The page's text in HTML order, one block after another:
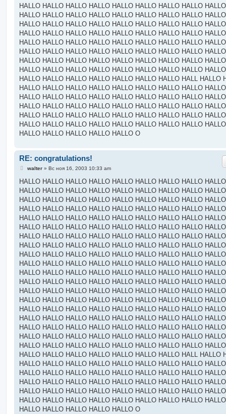
HALLO HALLO HALLO HALLO HALLO HALLO HALLO HALLO
HALLO HALLO HALLO HALLO HALLO HALLO HALLO HALLO
HALLO HALLO HALLO HALLO HALLO HALLO HALLO HALLO
HALLO HALLO HALLO HALLO HALLO HALLO HALLO HALLO
HALLO HALLO HALLO HALLO HALLO HALLO HALLO HALLO
HALLO HALLO HALLO HALLO HALLO HALLO HALLO HALLO
HALLO HALLO HALLO HALLO HALLO HALLO HALLO HALLO
HALLO HALLO HALLO HALLO HALLO HALLO HALLO HALLO
HALLO HALLO HALLO HALLO HALLO HALLO HALLO HALL HALLO
HALLO HALLO HALLO HALLO HALLO HALLO HALLO HALLO
HALLO HALLO HALLO HALLO HALLO HALLO HALLO HALLO
HALLO HALLO HALLO HALLO HALLO HALLO HALLO HALLO
HALLO HALLO HALLO HALLO HALLO HALLO HALLO HALLO
HALLO HALLO HALLO HALLO HALLO HALLO HALLO HALLO
HALLO HALLO HALLO HALLO HALLO O
RE: congratulations!
С
о
щ
е
и
е
walter» Вс ноя 16, 2003 10:33 am
HALLO HALLO HALLO HALLO HALLO HALLO HALLO HALLO
HALLO HALLO HALLO HALLO HALLO HALLO HALLO HALLO
HALLO HALLO HALLO HALLO HALLO HALLO HALLO HALLO
HALLO HALLO HALLO HALLO HALLO HALLO HALLO HALLO
HALLO HALLO HALLO HALLO HALLO HALLO HALLO HALLO
HALLO HALLO HALLO HALLO HALLO HALLO HALLO HALLO
HALLO HALLO HALLO HALLO HALLO HALLO HALLO HALLO
HALLO HALLO HALLO HALLO HALLO HALLO HALLO HALLO
HALLO HALLO HALLO HALLO HALLO HALLO HALLO HALLO
HALLO HALLO HALLO HALLO HALLO HALLO HALLO HALLO
HALLO HALLO HALLO HALLO HALLO HALLO HALLO HALLO
HALLO HALLO HALLO HALLO HALLO HALLO HALLO HALLO
HALLO HALLO HALLO HALLO HALLO HALLO HALLO HALLO
HALLO HALLO HALLO HALLO HALLO HALLO HALLO HALLO
HALLO HALLO HALLO HALLO HALLO HALLO HALLO HALLO
HALLO HALLO HALLO HALLO HALLO HALLO HALLO HALLO
HALLO HALLO HALLO HALLO HALLO HALLO HALLO HALLO
HALLO HALLO HALLO HALLO HALLO HALLO HALLO HALLO
HALLO HALLO HALLO HALLO HALLO HALLO HALLO HALLO
HALLO HALLO HALLO HALLO HALLO HALLO HALLO HALL HALLO
HALLO HALLO HALLO HALLO HALLO HALLO HALLO HALLO
HALLO HALLO HALLO HALLO HALLO HALLO HALLO HALLO
HALLO HALLO HALLO HALLO HALLO HALLO HALLO HALLO
HALLO HALLO HALLO HALLO HALLO HALLO HALLO HALLO
HALLO HALLO HALLO HALLO HALLO HALLO HALLO HALLO
HALLO HALLO HALLO HALLO HALLO O